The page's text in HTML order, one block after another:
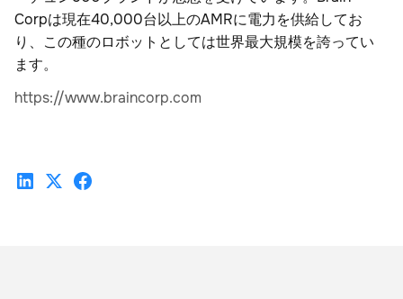
Corpは現在40,000台以上のAMRに電力を供給してお
り、この種のロボットとしては世界最大規模を誇ってい
ます。
‍https://www.braincorp.com